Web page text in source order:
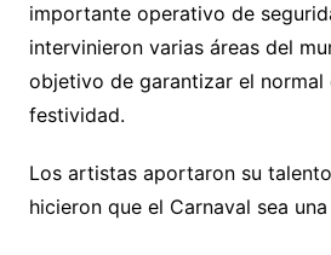
importante operativo de
intervinieron varias áreas del
objetivo de garantizar el normal
festividad.
Los artistas aportaron su
hicieron que el Carnaval sea